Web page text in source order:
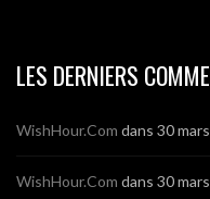
LES DERNIERS
WishHour.Com dans 30
WishHour.Com dans 30